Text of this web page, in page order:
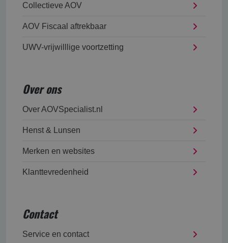
Collectieve AOV
AOV Fiscaal aftrekbaar
UWV-vrijwilllige voortzetting
Over ons
Over AOVSpecialist.nl
Henst & Lunsen
Merken en websites
Klanttevredenheid
Contact
Service en contact